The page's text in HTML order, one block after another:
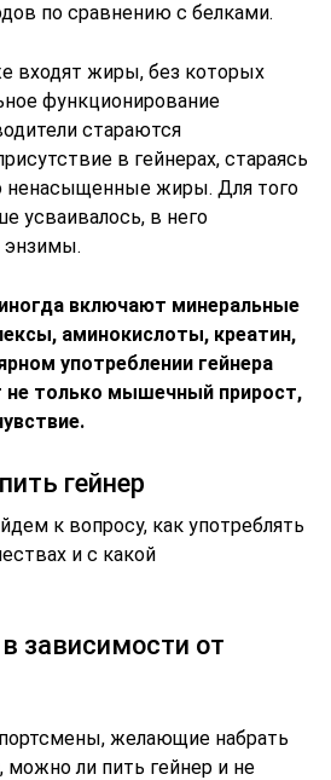
по сравнению с белками.
входят жиры, без которых
функционирование
стараются
в гейнерах, стараясь
ненасыщенные жиры. Для того
усваивалось, в него
включают минеральные
аминокислоты, креатин,
употреблении гейнера
не только мышечный прирост,
гейнер
к вопросу, как употреблять
и с какой
зависимости от
желающие набрать
можно ли пить гейнер и не